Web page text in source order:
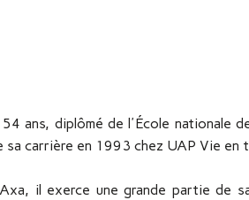
ans, diplômé de l'École nationale
sa carrière en 1993 chez UAP Vie
il exerce une grande partie de